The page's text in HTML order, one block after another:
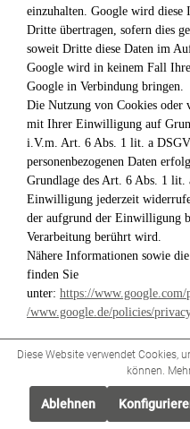
einzuhalten. Google wird diese
Dritte übertragen, sofern dies
soweit Dritte diese Daten im
Google wird in keinem Fall
Google in Verbindung bringen.
Die Nutzung von Cookies oder
mit Ihrer Einwilligung auf
i.V.m. Art. 6 Abs. 1 lit. a
personenbezogenen Daten
Grundlage des Art. 6 Abs. 1
Einwilligung jederzeit
der aufgrund der Einwilligung
Verarbeitung berührt wird.
Nähere Informationen sowie
finden Sie
unter: https://www.google.com/
/www.google.de/policies/
Verwendung des Pinterest Tag
Wir verwenden auf unserer
Europe Limited (Palmerston
Dublin 2, Irland "Pinterest").
Die Anwendung dient dem
Diese Website verwendet Cookies,
können.
Ablehnen